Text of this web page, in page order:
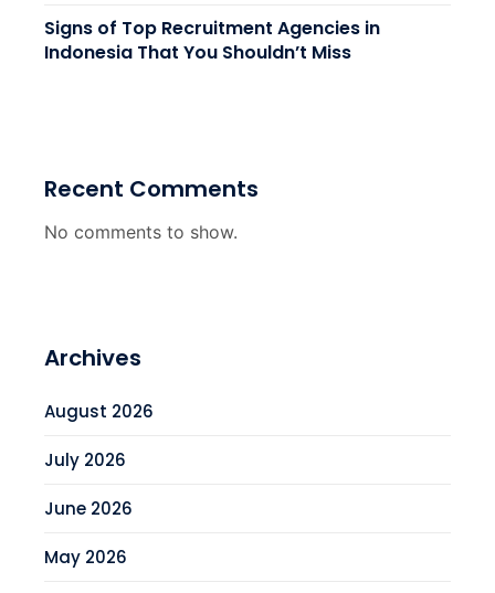
Signs of Top Recruitment Agencies in
Indonesia That You Shouldn’t Miss
Recent Comments
No comments to show.
Archives
August 2026
July 2026
June 2026
May 2026